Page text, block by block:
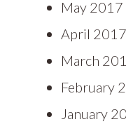
May 2017
April 2017
March
February
January